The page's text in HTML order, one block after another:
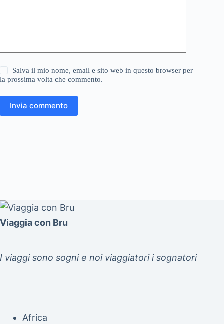
Salva il mio nome, email e sito web in questo browser per
la prossima volta che commento.
Invia commento
Viaggia con Bru
I viaggi sono sogni e noi viaggiatori i sognatori
Africa